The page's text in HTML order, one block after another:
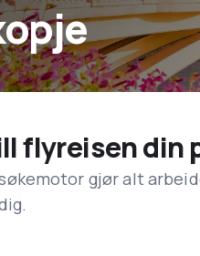
flyreisen din
gjør alt